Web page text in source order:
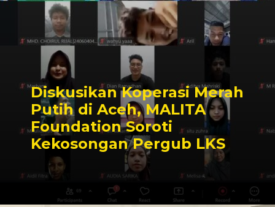
Diskusikan Koperasi Merah
Putih di Aceh, MALITA
Foundation Soroti
Kekosongan Pergub LKS